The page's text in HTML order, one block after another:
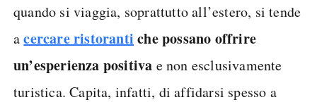
quando si viaggia, soprattutto all’estero, si tende
acercare ristoranti che possano offrire
un’esperienza positiva e non esclusivamente
turistica. Capita, infatti, di affidarsi spesso a